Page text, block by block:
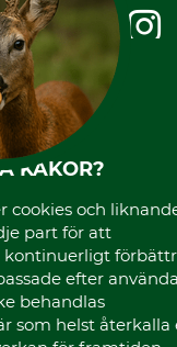
Ångerrätt
Ångerrätt för din
Reklamationer
Frakter
Karriär
Vår personal
Varumärken
Mässor
Instagram TOS
Media
Code of Conduct
*Alla priser
KAKOR?
cookies och
part för att
kontinuerligt
efter
behandlas
som helst återkalla